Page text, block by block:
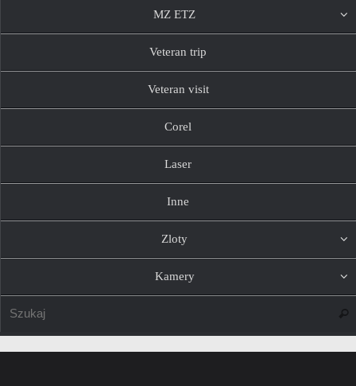
MZ ETZ
Veteran trip
Veteran visit
Corel
Laser
Inne
Zloty
Kamery